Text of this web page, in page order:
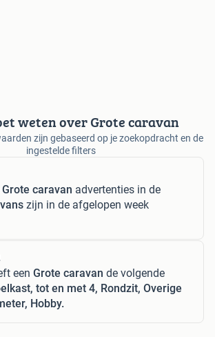
weten over Grote caravan
zijn gebaseerd op je zoekopdracht en de
ingestelde filters
Grote caravan advertenties in de
zijn in de afgelopen week
een Grote caravan de volgende
tot en met 4, Rondzit, Overige
Hobby.